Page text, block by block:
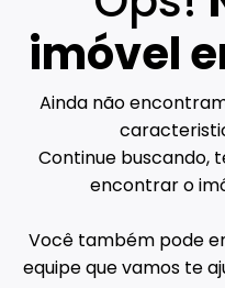
imóvel
Ainda não
Continue buscando,
encontrar o
Você também pode
equipe que vamos te